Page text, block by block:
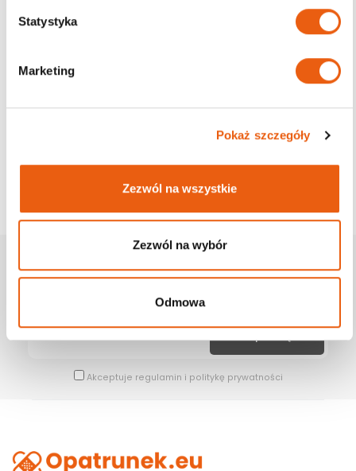
Statystyka
Marketing
Pokaż szczegóły
Zezwól na wszystkie
Zezwól na wybór
Odmowa
Zapisz Się Na Newsletter
Akceptuje regulamin i politykę prywatności